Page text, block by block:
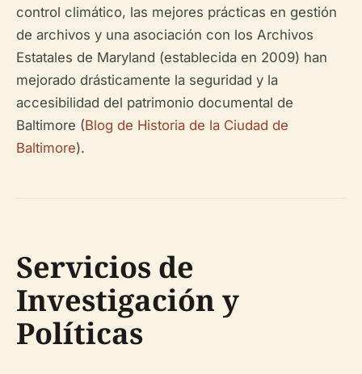
control climático, las mejores prácticas en gestión
de archivos y una asociación con los Archivos
Estatales de Maryland (establecida en 2009) han
mejorado drásticamente la seguridad y la
accesibilidad del patrimonio documental de
Baltimore (Blog de Historia de la Ciudad de
Baltimore).
Servicios de
Investigación y
Políticas